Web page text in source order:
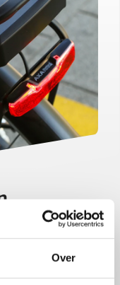
Over
van een
Een nieuwe
volledige